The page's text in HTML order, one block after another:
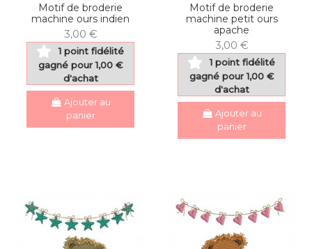
Motif de broderie
machine ours indien
3,00 €
1 point fidélité
gagné pour 1,00 €
d'achat
Ajouter au
panier
Motif de broderie
machine petit ours
apache
3,00 €
1 point fidélité
gagné pour 1,00 €
d'achat
Ajouter au
panier